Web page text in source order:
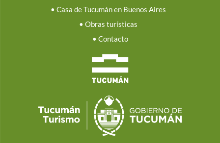
• Casa de Tucumán en Buenos Aires
• Obras turísticas
• Contacto